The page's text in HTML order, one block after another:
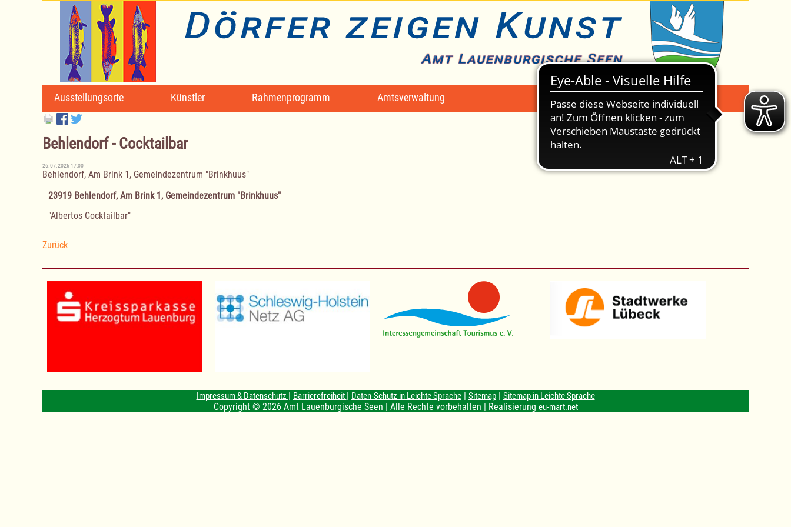
Navigation
überspringen
Ausstellungsorte Künstler Rahmenprogramm Amtsverwaltung
Behlendorf - Cocktailbar
26.07.2026 17:00
Behlendorf, Am Brink 1, Gemeindezentrum "Brinkhuus"
23919 Behlendorf, Am Brink 1, Gemeindezentrum "Brinkhuus"
"Albertos Cocktailbar"
Zurück
Impressum & Datenschutz | Barrierefreiheit | Daten-Schutz in Leichte Sprache| Sitemap| Sitemap in Leichte Sprache
Copyright © 2026 Amt Lauenburgische Seen | Alle Rechte vorbehalten | Realisierung eu-mart.net